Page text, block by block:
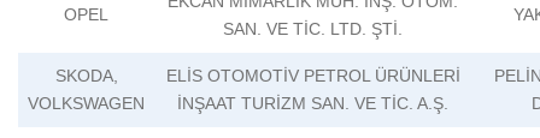
OPEL
SAN. VE TİC. LTD. ŞTİ.
SKODA,
VOLKSWAGEN
ELİS OTOMOTİV PETROL ÜRÜNLERİ
İNŞAAT TURİZM SAN. VE TİC. A.Ş.